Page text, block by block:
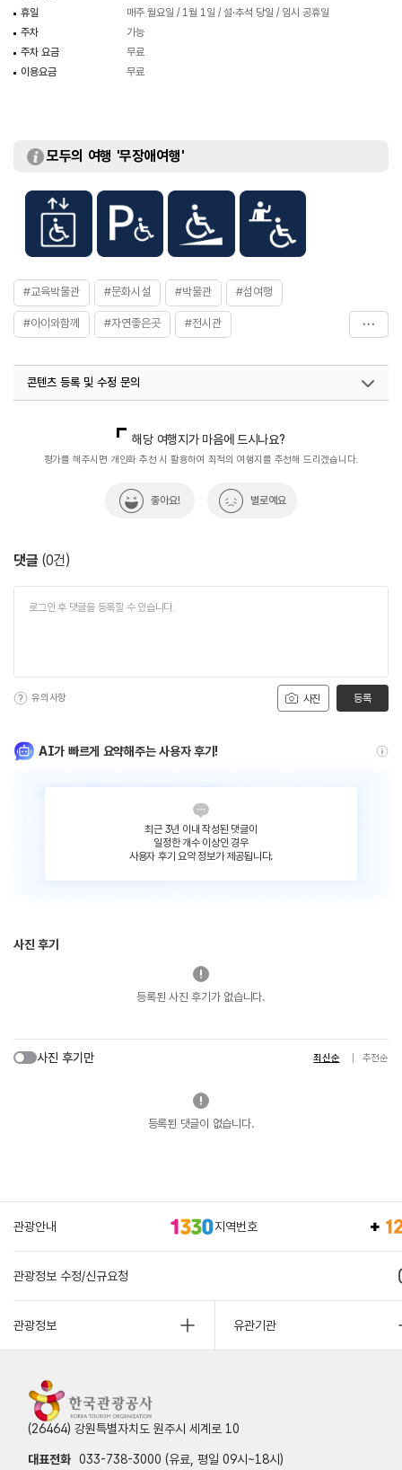
휴일
매주 월요일 / 1월 1일 / 설·추석 당일 / 임시 공휴일
주차
가능
주차 요금
무료
이용요금
무료
모두의 여행 '무장애여행'
#교육박물관 #문화시설 #박물관 #섬여행
#아이와함께 #자연좋은곳 #전시관
#제주권 #제주박물관
콘텐츠 등록 및 수정 문의
열린관광콘텐츠팀(열린관광-모두의여행)
033-738-3425
해당 여행지가 마음에 드시나요?
평가를 해주시면 개인화 추천 시 활용하여 최적의 여행지를 추천해 드리겠습니다.
좋아요! 별로예요
댓글 (0건)
사진
유의사항 등록
AI가 빠르게 요약해주는 사용자 후기!
최근 3년 이내 작성된 댓글이
일정한 개수 이상인 경우
사용자 후기 요약 정보가 제공됩니다.
사진 후기
등록된 사진 후기가 없습니다.
사진 후기만 최신순 추천순
등록된 댓글이 없습니다.
관광안내 지역번호
관광정보 수정/신규요청
관광정보 유관기관
(26464) 강원특별자치도 원주시 세계로 10
대표전화 033-738-3000 (유료, 평일 09시~18시)